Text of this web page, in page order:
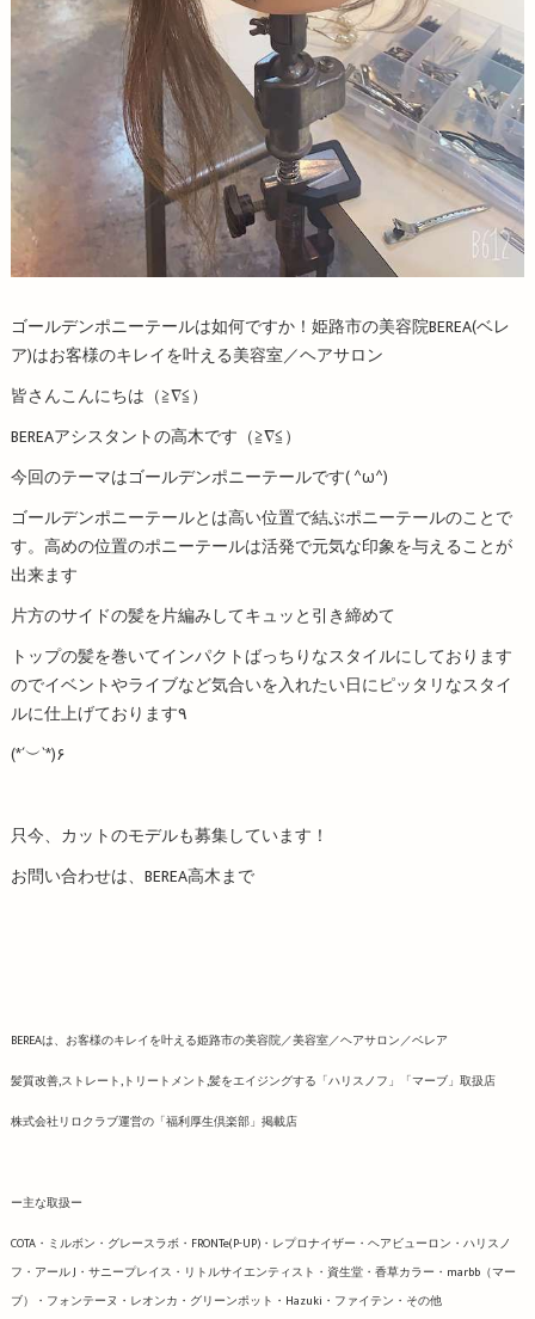
ゴールデンポニーテールは如何ですか！姫路市の美容院BEREA(ベレ
ア)はお客様のキレイを叶える美容室／ヘアサロン
皆さんこんにちは（≧∇≦）
BEREAアシスタントの高木です（≧∇≦）
今回のテーマはゴールデンポニーテールです( ^ω^)
ゴールデンポニーテールとは高い位置で結ぶポニーテールのことで
す。高めの位置のポニーテールは活発で元気な印象を与えることが
出来ます
片方のサイドの髪を片編みしてキュッと引き締めて
トップの髪を巻いてインパクトばっちりなスタイルにしております
のでイベントやライブなど気合いを入れたい日にピッタリなスタイ
ルに仕上げております٩
(*´︶`*)۶
只今、カットのモデルも募集しています！
お問い合わせは、BEREA高木まで
BEREAは、お客様のキレイを叶える姫路市の美容院／美容室／ヘアサロン／ベレア
髪質改善,ストレート,トリートメント,髪をエイジングする「ハリスノフ」「マーブ」取扱店
株式会社リロクラブ運営の「福利厚生倶楽部」掲載店
ー主な取扱ー
COTA・ミルボン・グレースラボ・FRONTe(P-UP)・レプロナイザー・ヘアビューロン・ハリスノ
フ・アール J・サニープレイス・リトルサイエンティスト・資生堂・香草カラー・marbb（マー
ブ）・フォンテーヌ・レオンカ・グリーンポット・Hazuki・ファイテン・その他